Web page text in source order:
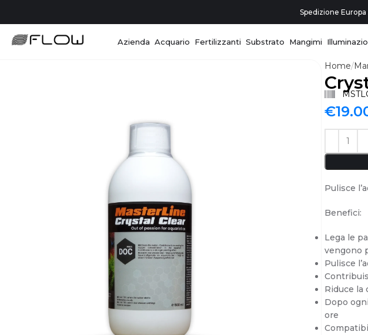
Spedizione
Azienda Acquario Fertilizzanti Substrato Mangimi
Home
€
Pulisce
Benefici:
Lega le
vengono
Pulisce
Riduce la
Dopo
ore